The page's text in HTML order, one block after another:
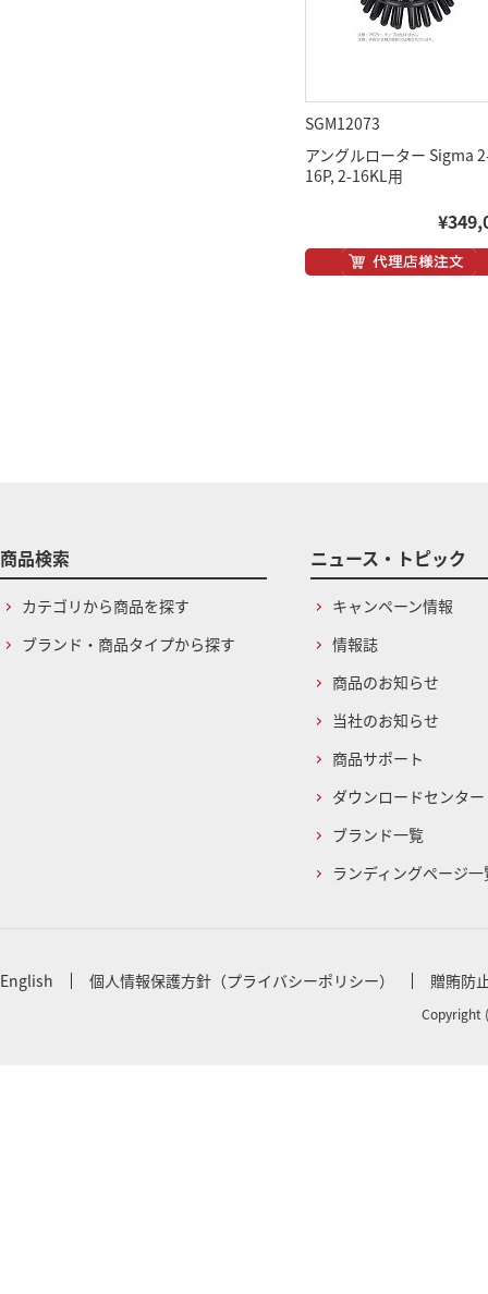
SGM12073
アングルローター Sigma
16P, 2-16KL用
商品検索
カテゴリから商品を探す
ブランド・商品タイプから探す
ニュース・トピック
キャンペーン情報
情報誌
商品のお知らせ
当社のお知らせ
商品サポート
ダウンロードセンター
ブランド一覧
ランディングページ一
English 個人情報保護方針（プライバシーポリシー） 贈賄防
Copyright